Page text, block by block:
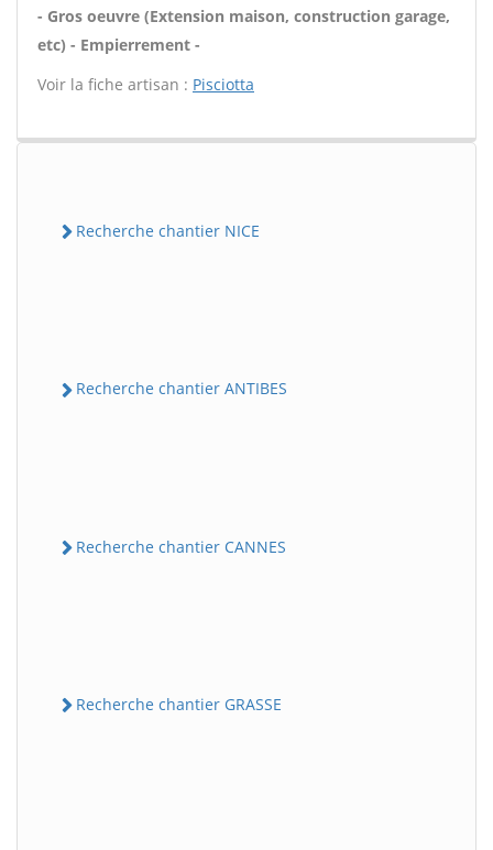
- Gros oeuvre (Extension maison, construction garage,
etc) - Empierrement -
Voir la fiche artisan : Pisciotta
Recherche chantier NICE
Recherche chantier ANTIBES
Recherche chantier CANNES
Recherche chantier GRASSE